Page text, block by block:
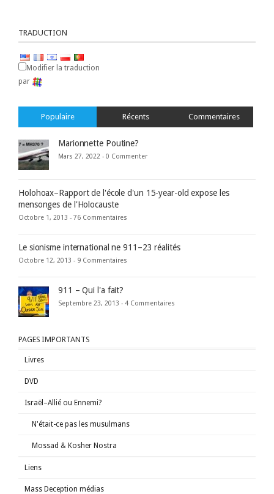
TRADUCTION
Modifier la traduction
par
Populaire Récents Commentaires
Marionnette Poutine?
Mars 27, 2022 - 0 Commenter
Holohoax–Rapport de l'école d'un 15-year-old expose les
mensonges de l'Holocauste
Octobre 1, 2013 - 76 Commentaires
Le sionisme international ne 911–23 réalités
Octobre 12, 2013 - 9 Commentaires
911 – Qui l'a fait?
Septembre 23, 2013 - 4 Commentaires
PAGES IMPORTANTS
Livres
DVD
Israël–Allié ou Ennemi?
N'était-ce pas les musulmans
Mossad & Kosher Nostra
Liens
Mass Deception médias